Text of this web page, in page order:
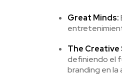
Great Minds:
The Creative
definiendo el
branding en la